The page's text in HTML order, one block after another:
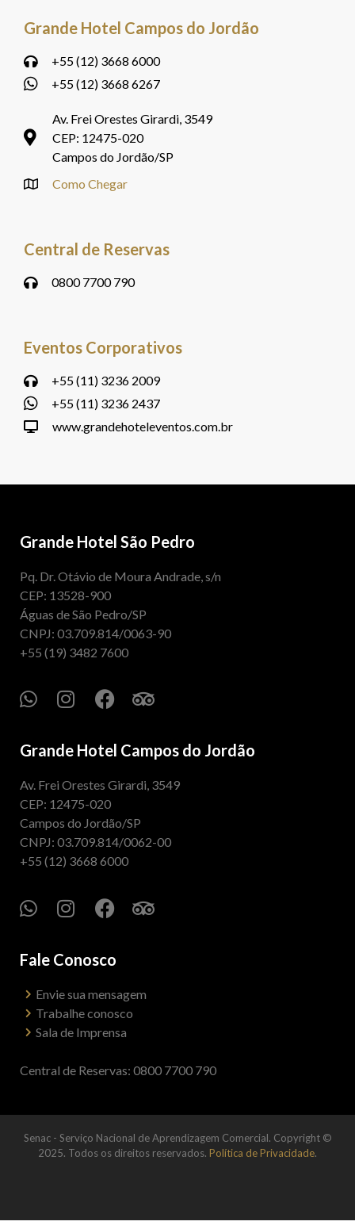
Grande Hotel Campos do Jordão
+55 (12) 3668 6000
+55 (12) 3668 6267
Av. Frei Orestes Girardi, 3549
CEP: 12475-020
Campos do Jordão/SP
Como Chegar
Central de Reservas
0800 7700 790
Eventos Corporativos
+55 (11) 3236 2009
+55 (11) 3236 2437
www.grandehoteleventos.com.br
Grande Hotel São Pedro
Pq. Dr. Otávio de Moura Andrade, s/n
CEP: 13528-900
Águas de São Pedro/SP
CNPJ: 03.709.814/0063-90
+55 (19) 3482 7600
Grande Hotel Campos do Jordão
Av. Frei Orestes Girardi, 3549
CEP: 12475-020
Campos do Jordão/SP
CNPJ: 03.709.814/0062-00
+55 (12) 3668 6000
Fale Conosco
Envie sua mensagem
Trabalhe conosco
Sala de Imprensa
Central de Reservas: 0800 7700 790
Senac - Serviço Nacional de Aprendizagem Comercial. Copyright ©
2025. Todos os direitos reservados. Política de Privacidade.